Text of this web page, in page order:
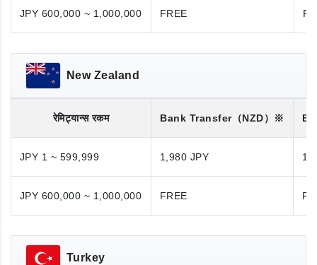
JPY 600,000 ~ 1,000,000 FREE
New Zealand
रेमिट्यान्स रकम Bank Transfer（NZD）※
JPY 1 ~ 599,999 1,980 JPY
JPY 600,000 ~ 1,000,000 FREE
Turkey